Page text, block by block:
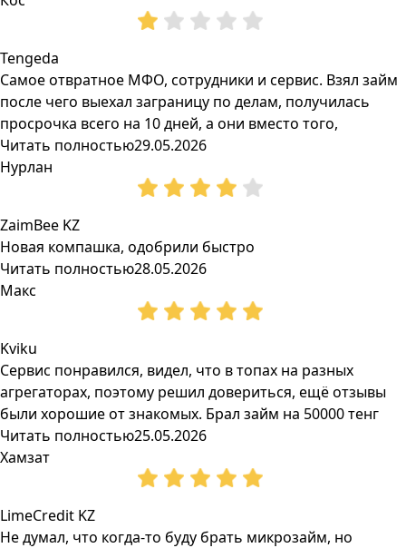
Tengeda
Самое отвратное МФО, сотрудники и сервис. Взял займ
после чего выехал заграницу по делам, получилась
просрочка всего на 10 дней, а они вместо того,
Читать полностью29.05.2026
Нурлан
ZaimBee KZ
Новая компашка, одобрили быстро
Читать полностью28.05.2026
Макс
Kviku
Сервис понравился, видел, что в топах на разных
агрегаторах, поэтому решил довериться, ещё отзывы
были хорошие от знакомых. Брал займ на 50000 тенг
Читать полностью25.05.2026
Хамзат
LimeCredit KZ
Не думал, что когда-то буду брать микрозайм, но